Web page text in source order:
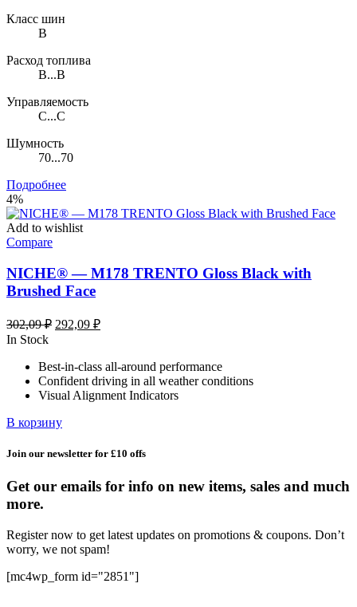
Класс шин
B
Расход топлива
B...B
Управляемость
C...C
Шумность
70...70
Подробнее
4%
Add to wishlist
Compare
NICHE® — M178 TRENTO Gloss Black with
Brushed Face
302,09₽ Первоначальная
302,09 ₽.
292,09 ₽Текущая
In Stock
Best-in-class all-around performance
Confident driving in all weather conditions
Visual Alignment Indicators
В корзину
Join our newsletter for £10 offs
Get our emails for info on new items, sales and much
more.
Register now to get latest updates on promotions & coupons. Don’t
worry, we not spam!
[mc4wp_form id="2851"]